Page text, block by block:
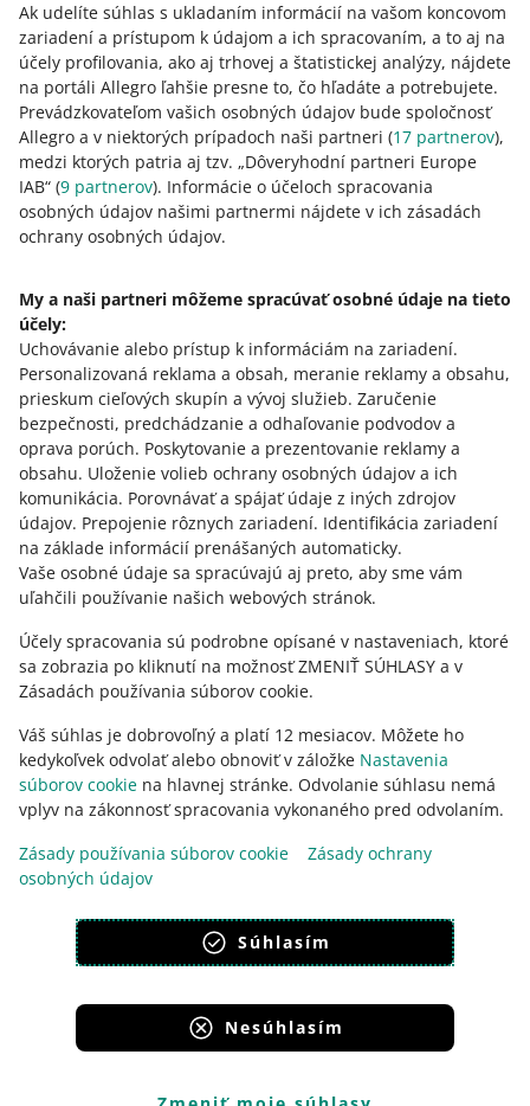
Ak udelíte súhlas s ukladaním informácií na vašom koncovom
zariadení a prístupom k údajom a ich spracovaním, a to aj na
účely profilovania, ako aj trhovej a štatistickej analýzy, nájdete
na portáli Allegro ľahšie presne to, čo hľadáte a potrebujete.
Prevádzkovateľom vašich osobných údajov bude spoločnosť
Allegro a v niektorých prípadoch naši partneri (17 partnerov),
medzi ktorých patria aj tzv. „Dôveryhodní partneri Europe
IAB“ (9 partnerov). Informácie o účeloch spracovania
osobných údajov našimi partnermi nájdete v ich zásadách
ochrany osobných údajov.
My a naši partneri môžeme spracúvať osobné údaje na tieto
účely:
Uchovávanie alebo prístup k informáciám na zariadení.
Personalizovaná reklama a obsah, meranie reklamy a obsahu,
prieskum cieľových skupín a vývoj služieb. Zaručenie
bezpečnosti, predchádzanie a odhaľovanie podvodov a
oprava porúch. Poskytovanie a prezentovanie reklamy a
obsahu. Uloženie volieb ochrany osobných údajov a ich
komunikácia. Porovnávať a spájať údaje z iných zdrojov
údajov. Prepojenie rôznych zariadení. Identifikácia zariadení
na základe informácií prenášaných automaticky.
Vaše osobné údaje sa spracúvajú aj preto, aby sme vám
uľahčili používanie našich webových stránok.
Účely spracovania sú podrobne opísané v nastaveniach, ktoré
sa zobrazia po kliknutí na možnosť ZMENIŤ SÚHLASY a v
Zásadách používania súborov cookie.
Váš súhlas je dobrovoľný a platí 12 mesiacov. Môžete ho
kedykoľvek odvolať alebo obnoviť v záložke Nastavenia
súborov cookie na hlavnej stránke. Odvolanie súhlasu nemá
vplyv na zákonnosť spracovania vykonaného pred odvolaním.
Zásady používania súborov cookie
Zásady ochrany
osobných údajov
Súhlasím
Nesúhlasím
Ak je darček súčasťou pôvodnej sady, uistite sa, že
produkt uvedený pod týmtoEANv katalógu produktov
Allegro obsahuje aj takýto darček. Ak je v katalógu pod
týmto EAN uvedený iba hlavný produkt, musíte ponuku
vystaviť akosadu produktov.
Darčeky od predajcov
produktu a darčeka.
z 2
Potrebujete pomoc?
KONTAKTUJTE NÁS
vzhľad: svetlý motív
Portály skupiny Allegro
Allegro.sk Allegro.hu Onedelivery.cz